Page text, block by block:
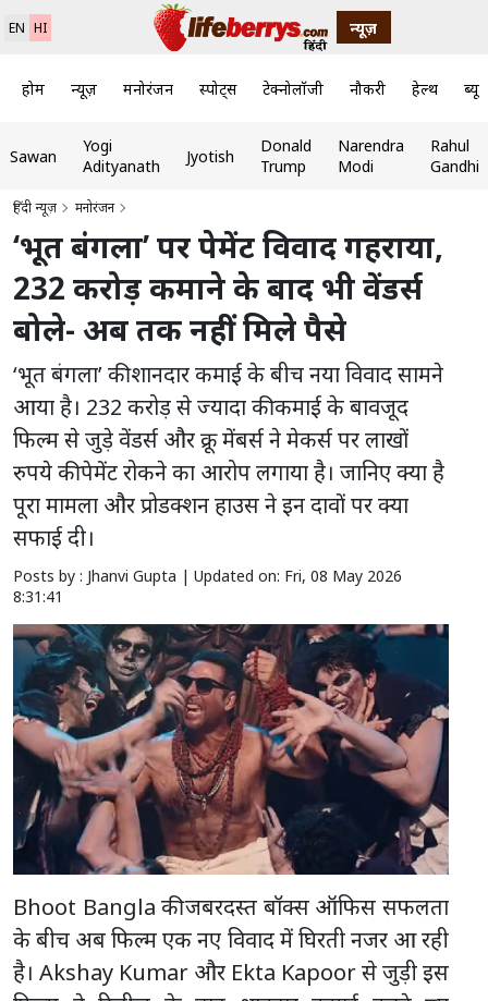
EN HI न्यूज़
होम न्यूज़ मनोरंजन स्पोर्ट्स टेक्नोलॉजी नौकरी हेल्थ
Sawan
Yogi
Adityanath
Jyotish
Donald
Trump
Narendra
Modi
Rahul
Gandhi
हिंदी न्यूज़ मनोरंजन
‘भूत बंगला’ पर पेमेंट विवाद गहराया,
232 करोड़ कमाने के बाद भी वेंडर्स
बोले- अब तक नहीं मिले पैसे
‘भूत बंगला’ की शानदार कमाई के बीच नया विवाद सामने
आया है। 232 करोड़ से ज्यादा की कमाई के बावजूद
फिल्म से जुड़े वेंडर्स और क्रू मेंबर्स ने मेकर्स पर लाखों
रुपये की पेमेंट रोकने का आरोप लगाया है। जानिए क्या है
पूरा मामला और प्रोडक्शन हाउस ने इन दावों पर क्या
सफाई दी।
Posts by : Jhanvi Gupta | Updated on: Fri, 08 May 2026
8:31:41
Bhoot Bangla की जबरदस्त बॉक्स ऑफिस सफलता
के बीच अब फिल्म एक नए विवाद में घिरती नजर आ रही
है। Akshay Kumar और Ekta Kapoor से जुड़ी इस